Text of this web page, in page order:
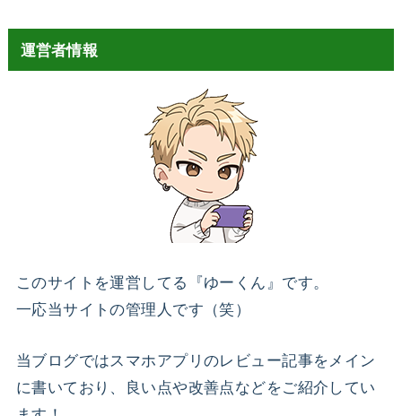
運営者情報
このサイトを運営してる『ゆーくん』です。
一応当サイトの管理人です（笑）
当ブログではスマホアプリのレビュー記事をメイン
に書いており、良い点や改善点などをご紹介してい